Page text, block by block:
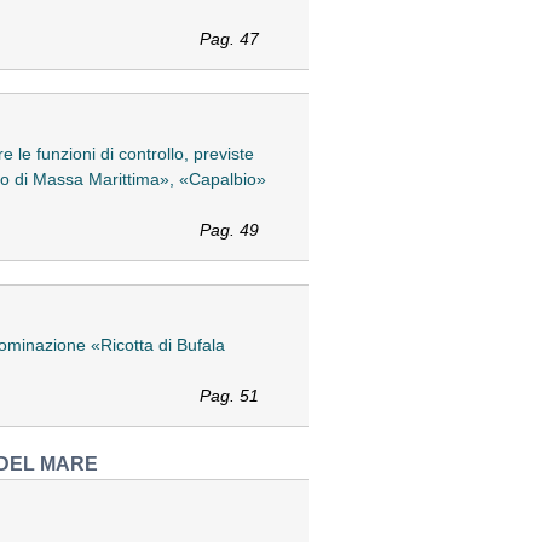
Pag. 47
le funzioni di controllo, previste
di Massa Marittima», «Capalbio»
Pag. 49
«Ricotta di Bufala
Pag. 51
MARE